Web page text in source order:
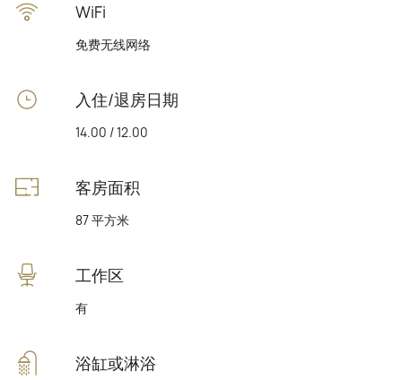
WiFi
免费无线网络
入住/退房日期
14.00 / 12.00
客房面积
87 平方米
工作区
有
浴缸或淋浴